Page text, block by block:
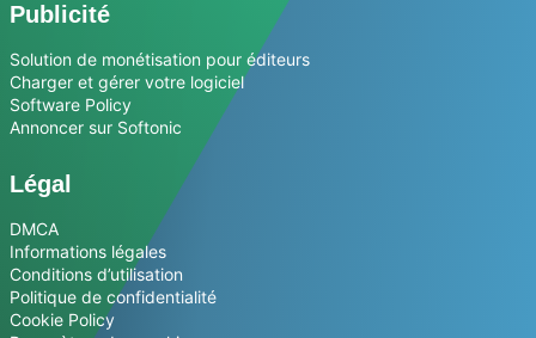
Publicité
Solution de monétisation pour éditeurs
Charger et gérer votre logiciel
Software Policy
Annoncer sur Softonic
Légal
DMCA
Informations légales
Conditions d’utilisation
Politique de confidentialité
Cookie Policy